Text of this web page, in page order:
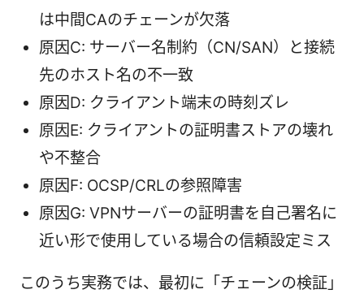
は中間CAのチェーンが欠落
原因C: サーバー名制約（CN/SAN）と接続
先のホスト名の不一致
原因D: クライアント端末の時刻ズレ
原因E: クライアントの証明書ストアの壊れ
や不整合
原因F: OCSP/CRLの参照障害
原因G: VPNサーバーの証明書を自己署名に
近い形で使用している場合の信頼設定ミス
このうち実務では、最初に「チェーンの検証」